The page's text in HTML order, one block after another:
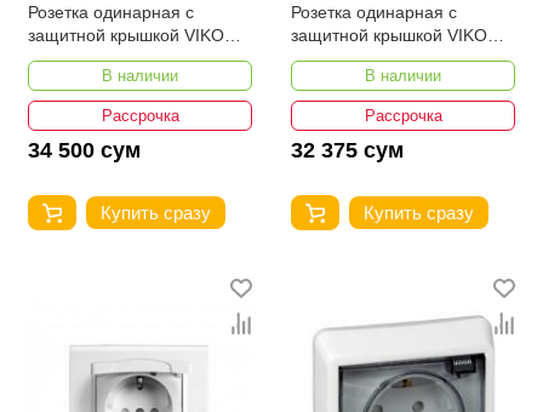
Розетка одинарная с
защитной крышкой VIKO
KARRE
В наличии
Рассрочка
34 500 сум
Купить сразу
Розетка одинарная с
защитной крышкой VIKO
CARMEN
В наличии
Рассрочка
32 375 сум
Купить сразу